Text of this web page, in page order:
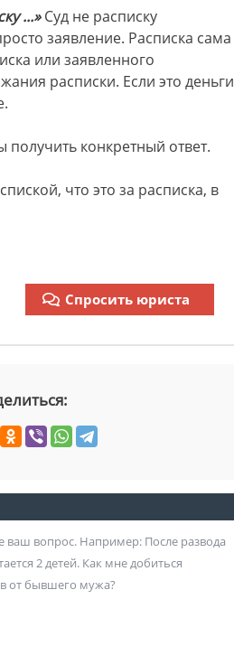
...»Суд не расписку
заявление. Расписка сама
или заявленного
расписки. Если это деньги
конкретный ответ.
что это за расписка, в
Спросить юриста